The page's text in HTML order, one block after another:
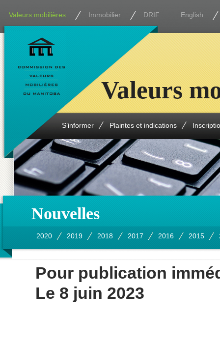
Valeurs mobilières Immobilier DRIF English
S’informer Plaintes et indications
Valeurs
Nouvelles
2020 2019 2018 2017 2016 2015
Pour publication
Le 8 juin 2023